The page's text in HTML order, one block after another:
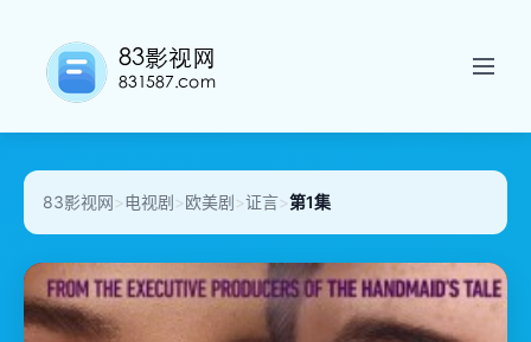
83影视网>电视剧>欧美剧>证言>第1集